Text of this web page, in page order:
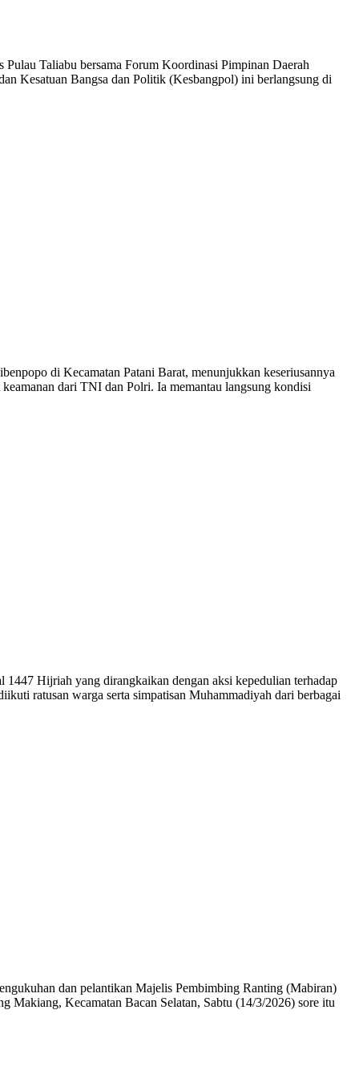
Taliabu bersama Forum Koordinasi Pimpinan Daerah
Kesatuan Bangsa dan Politik (Kesbangpol) ini berlangsung di
di Kecamatan Patani Barat, menunjukkan keseriusannya
dari TNI dan Polri. Ia memantau langsung kondisi
Hijriah yang dirangkaikan dengan aksi kepedulian terhadap
ratusan warga serta simpatisan Muhammadiyah dari berbagai
dan pelantikan Majelis Pembimbing Ranting (Mabiran)
Kecamatan Bacan Selatan, Sabtu (14/3/2026) sore itu